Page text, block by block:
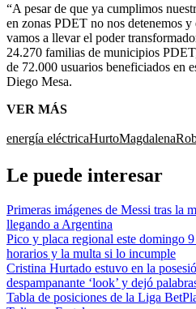
“A pesar de que ya cumplimos
en zonas PDET no nos detenemos
vamos a llevar el poder
24.270 familias de municipios
de 72.000 usuarios beneficiados en
Diego Mesa.
VER MÁS
energía eléctricaHurtoMagdalena
Le puede interesar
Primeras imágenes de Messi tras la
llegando a Argentina
Pico y placa regional este domingo
horarios y la multa si lo incumple
Cristina Hurtado estuvo en la
despampanante ‘look’ y dejó
Tabla de posiciones de la Liga